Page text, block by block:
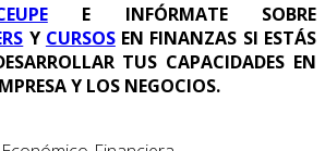
E INFÓRMATE SOBRE
Y CURSOSEN FINANZAS SI ESTÁS
TUS CAPACIDADES EN
Y LOS NEGOCIOS.